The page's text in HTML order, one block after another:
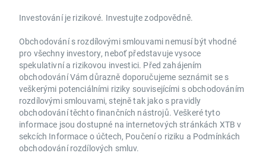
Investování je rizikové. Investujte zodpovědně.
Obchodování s rozdílovými smlouvami nemusí být vhodné
pro všechny investory, neboť představuje vysoce
spekulativní a rizikovou investici. Před zahájením
obchodování Vám důrazně doporučujeme seznámit se s
veškerými potenciálními riziky souvisejícími s obchodováním
rozdílovými smlouvami, stejně tak jako s pravidly
obchodování těchto finančních nástrojů. Veškeré tyto
informace jsou dostupné na internetových stránkách XTB v
sekcích Informace o účtech, Poučení o riziku a Podmínkách
obchodování rozdílových smluv.